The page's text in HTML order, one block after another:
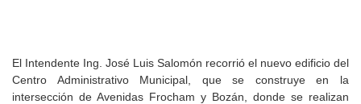
El Intendente Ing. José Luis Salomón recorrió el nuevo edificio del
Centro Administrativo Municipal, que se construye en la
intersección de Avenidas Frocham y Bozán, donde se realizan